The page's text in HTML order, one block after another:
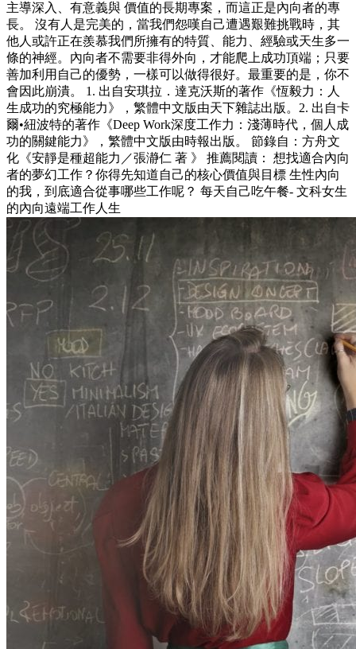
主導深入、有意義與 價值的長期專案，而這正是內向者的專
長。 沒有人是完美的，當我們怨嘆自己遭遇艱難挑戰時，其
他人或許正在羨慕我們所擁有的特質、能力、經驗或天生多一
條的神經。內向者不需要非得外向，才能爬上成功頂端；只要
善加利用自己的優勢，一樣可以做得很好。最重要的是，你不
會因此崩潰。 1. 出自安琪拉．達克沃斯的著作《恆毅力：人
生成功的究極能力》，繁體中文版由天下雜誌出版。2. 出自卡
爾•紐波特的著作《Deep Work深度工作力：淺薄時代，個人成
功的關鍵能力》，繁體中文版由時報出版。 節錄自：方舟文
化《安靜是種超能力／張瀞仁 著 》 推薦閱讀： 想找適合內向
者的夢幻工作？你得先知道自己的核心價值與目標 生性內向
的我，到底適合從事哪些工作呢？ 每天自己吃午餐- 文科女生
的內向遠端工作人生